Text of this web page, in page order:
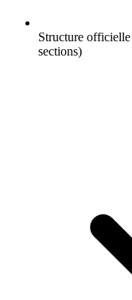
Structure
sections)